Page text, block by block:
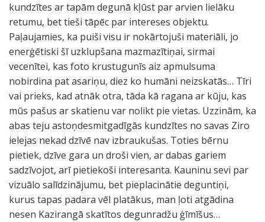
kundzītes ar tapām degunā kļūst par arvien lielāku
retumu, bet tieši tāpēc par intereses objektu.
Paļaujamies, ka puiši visu ir nokārtojuši materiāli, jo
enerģētiski šī uzklupšana mazmazītiņai, sirmai
vecenītei, kas foto krustugunīs aiz apmulsuma
nobirdina pat asariņu, diez ko humāni neizskatās… Tīri
vai prieks, kad atnāk otra, tāda kā ragana ar kūju, kas
mūs pašus ar skatienu var nolikt pie vietas. Uzzinām, ka
abas teju astoņdesmitgadīgās kundzītes no savas Ziro
ielejas nekad dzīvē nav izbraukušas. Toties bērnu
pietiek, dzīve gara un droši vien, ar dabas gariem
sadzīvojot, arī pietiekoši interesanta. Kauninu sevi par
vizuālo salīdzinājumu, bet pieplacinātie deguntiņi,
kurus tapas padara vēl platākus, man ļoti atgādina
nesen Kazirangā skatītos degunradžu ģīmīšus…